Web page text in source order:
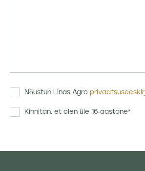
Nõustun Linas Agro
Kinnitan, et olen üle 16-aastane*